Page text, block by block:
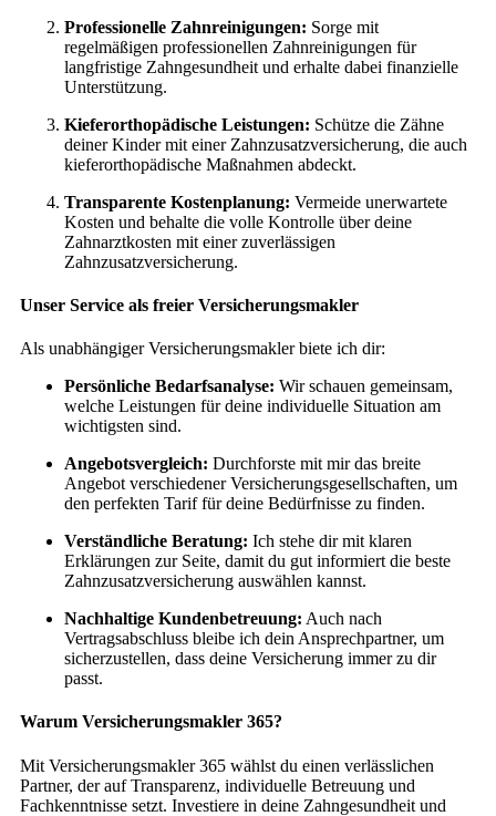
Professionelle Zahnreinigungen: Sorge mit
regelmäßigen professionellen Zahnreinigungen für
langfristige Zahngesundheit und erhalte dabei finanzielle
Unterstützung.
Kieferorthopädische Leistungen: Schütze die Zähne
deiner Kinder mit einer Zahnzusatzversicherung, die auch
kieferorthopädische Maßnahmen abdeckt.
Transparente Kostenplanung: Vermeide unerwartete
Kosten und behalte die volle Kontrolle über deine
Zahnarztkosten mit einer zuverlässigen
Zahnzusatzversicherung.
Unser Service als freier Versicherungsmakler
Als unabhängiger Versicherungsmakler biete ich dir:
Persönliche Bedarfsanalyse: Wir schauen gemeinsam,
welche Leistungen für deine individuelle Situation am
wichtigsten sind.
Angebotsvergleich: Durchforste mit mir das breite
Angebot verschiedener Versicherungsgesellschaften, um
den perfekten Tarif für deine Bedürfnisse zu finden.
Verständliche Beratung: Ich stehe dir mit klaren
Erklärungen zur Seite, damit du gut informiert die beste
Zahnzusatzversicherung auswählen kannst.
Nachhaltige Kundenbetreuung: Auch nach
Vertragsabschluss bleibe ich dein Ansprechpartner, um
sicherzustellen, dass deine Versicherung immer zu dir
passt.
Warum Versicherungsmakler 365?
Mit Versicherungsmakler 365 wählst du einen verlässlichen
Partner, der auf Transparenz, individuelle Betreuung und
Fachkenntnisse setzt. Investiere in deine Zahngesundheit und